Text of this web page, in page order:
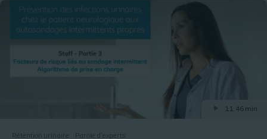
Rétention urinaire Parole d’experts
11.46 min